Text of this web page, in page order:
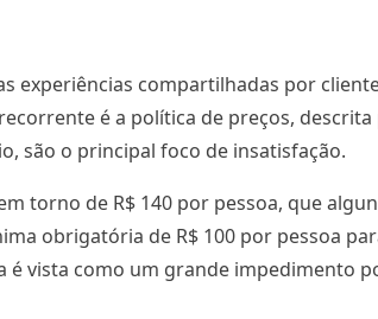
experiências compartilhadas por
é a política de preços,
são o principal foco de insatisfação.
torno de R$ 140 por pessoa, que
obrigatória de R$ 100 por pessoa
é vista como um grande impedimento